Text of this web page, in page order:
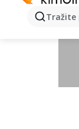
Tražite